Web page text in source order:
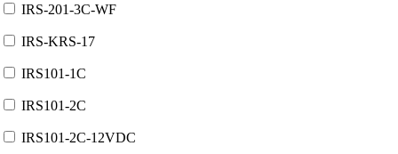
IRS-201-3C-WF
IRS-KRS-17
IRS101-1C
IRS101-2C
IRS101-2C-12VDC